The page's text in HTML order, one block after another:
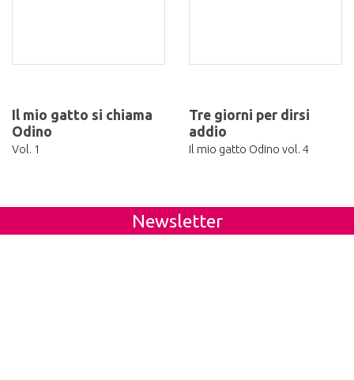
Il mio gatto si chiama
Odino
Vol. 1
Tre giorni per dirsi
addio
Il mio gatto Odino vol. 4
Newsletter